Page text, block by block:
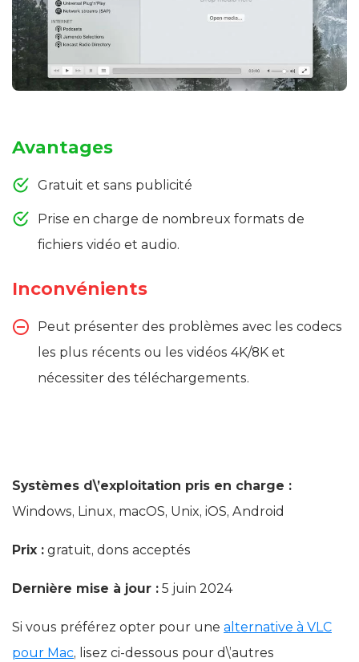
Avantages
Gratuit et sans publicité
Prise en charge de nombreux formats de
fichiers vidéo et audio.
Inconvénients
Peut présenter des problèmes avec les codecs
les plus récents ou les vidéos 4K/8K et
nécessiter des téléchargements.
Systèmes d\’exploitation pris en charge :
Windows, Linux, macOS, Unix, iOS, Android
Prix : gratuit, dons acceptés
Dernière mise à jour : 5 juin 2024
Si vous préférez opter pour une alternative à VLC
pour Mac, lisez ci-dessous pour d\’autres